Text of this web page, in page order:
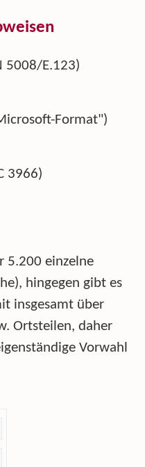
5008/E.123)
Format")
3966)
5.200 einzelne
hingegen gibt es
insgesamt über
Ortsteilen, daher
Vorwahl